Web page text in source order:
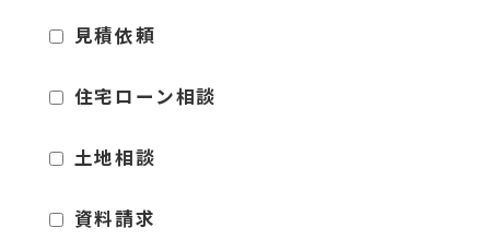
見積依頼
住宅ローン相談
土地相談
資料請求